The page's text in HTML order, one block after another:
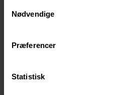
Nødvendige
Præferencer
Statistisk
Kulturudveksling
stærkere. Vi stræber efter at
udvikle os undervejs.